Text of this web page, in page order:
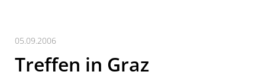
05.09.2006
Treffen in Graz